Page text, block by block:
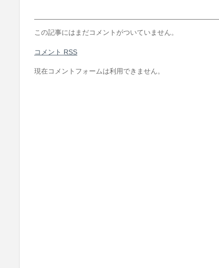
この記事にはまだコメントがついていません。
コメント RSS
現在コメントフォームは利用できません。